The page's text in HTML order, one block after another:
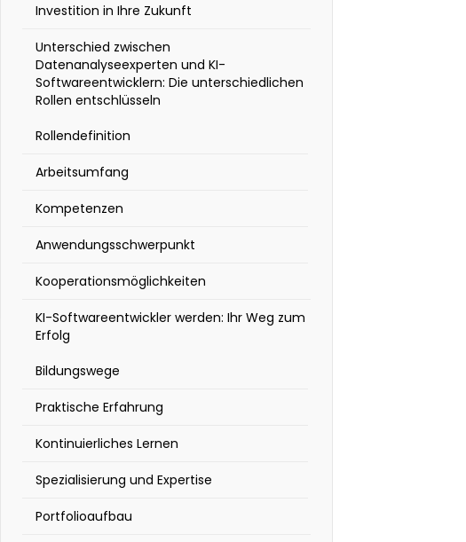
Investition in Ihre Zukunft
Unterschied zwischen
Datenanalyseexperten und KI-
Softwareentwicklern: Die unterschiedlichen
Rollen entschlüsseln
Rollendefinition
Arbeitsumfang
Kompetenzen
Anwendungsschwerpunkt
Kooperationsmöglichkeiten
KI-Softwareentwickler werden: Ihr Weg zum
Erfolg
Bildungswege
Praktische Erfahrung
Kontinuierliches Lernen
Spezialisierung und Expertise
Portfolioaufbau